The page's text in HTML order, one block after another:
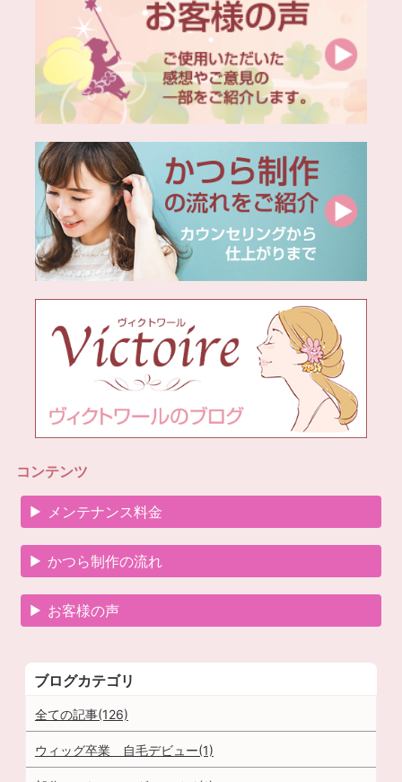
コンテンツ
メンテナンス料金
かつら制作の流れ
お客様の声
ブログカテゴリ
全ての記事(126)
ウィッグ卒業 自毛デビュー(1)